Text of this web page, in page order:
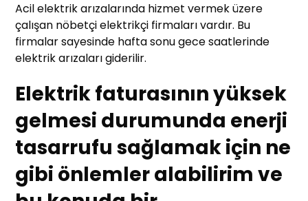
Acil elektrik arızalarında hizmet vermek üzere
çalışan nöbetçi elektrikçi firmaları vardır. Bu
firmalar sayesinde hafta sonu gece saatlerinde
elektrik arızaları giderilir.
Elektrik faturasının yüksek
gelmesi durumunda enerji
tasarrufu sağlamak için ne
gibi önlemler alabilirim ve